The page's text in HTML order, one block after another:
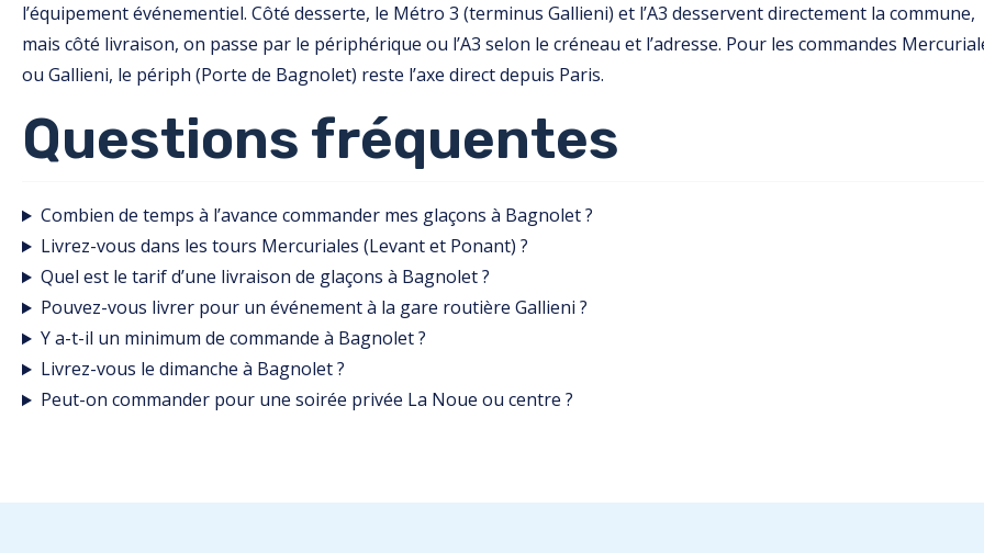
l’équipement événementiel. Côté desserte, le Métro 3 (terminus Gallieni) et l’A3 desservent directement la commune,
mais côté livraison, on passe par le périphérique ou l’A3 selon le créneau et l’adresse. Pour les commandes
ou Gallieni, le périph (Porte de Bagnolet) reste l’axe direct depuis Paris.
Questions fréquentes
Combien de temps à l’avance commander mes glaçons à Bagnolet ?
Livrez-vous dans les tours Mercuriales (Levant et Ponant) ?
Quel est le tarif d’une livraison de glaçons à Bagnolet ?
Pouvez-vous livrer pour un événement à la gare routière Gallieni ?
Y a-t-il un minimum de commande à Bagnolet ?
Livrez-vous le dimanche à Bagnolet ?
Peut-on commander pour une soirée privée La Noue ou centre ?